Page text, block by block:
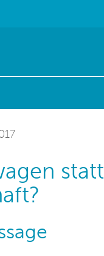
statt